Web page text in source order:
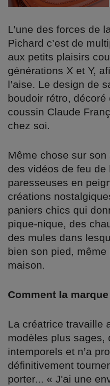
L’une des forces de
Pichard c’est de
aux petits plaisirs
générations X et Y,
l’aise. Le design de
boudoir rétro, décoré
coussin Claude
chez soi.
Même chose sur son
des vidéos de feu de
paresseuses en
créations
paniers chics qui
pique-nique, des
des mules dans
bien son pied, même
maison.
Comment la
La créatrice travaille
modèles plus sages,
intemporels et n’a
définitivement
porter... « J'ai une